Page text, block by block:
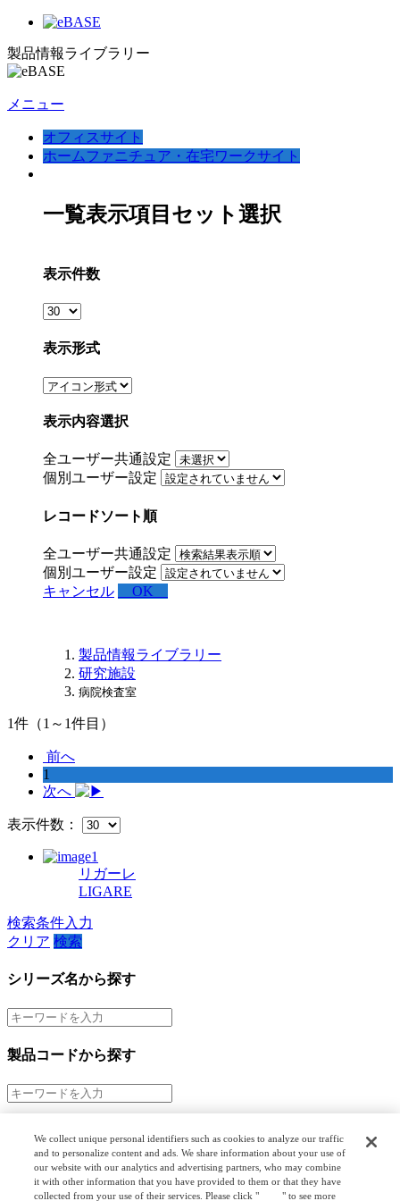
製品情報ライブラリー
メニュー
オフィスサイト
ホームファニチュア・在宅ワークサイト
一覧表示項目セット選択
表示件数
表示形式
表示内容選択
全ユーザー共通設定
個別ユーザー設定
レコードソート順
全ユーザー共通設定
個別ユーザー設定
キャンセル
OK
製品情報ライブラリー
研究施設
病院検査室
1件（1～1件目）
前へ
1
次へ
表示件数：
リガーレ
LIGARE
検索条件入力
クリア 検索
シリーズ名から探す
製品コードから探す
階層検索
We collect unique personal identifiers such as cookies to analyze our traffic
and to personalize content and ads. We share information about your use of
our website with our analytics and advertising partners, who may combine
it with other information that you have provided to them or that they have
collected from your use of their services. Please click "
here" to see more